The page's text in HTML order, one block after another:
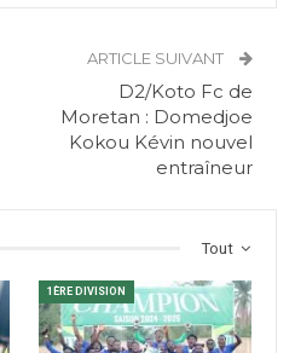
ARTICLE SUIVANT
D2/Koto Fc de
Moretan : Domedjoe
Kokou Kévin nouvel
entraîneur
Tout
1ÈRE DIVISION